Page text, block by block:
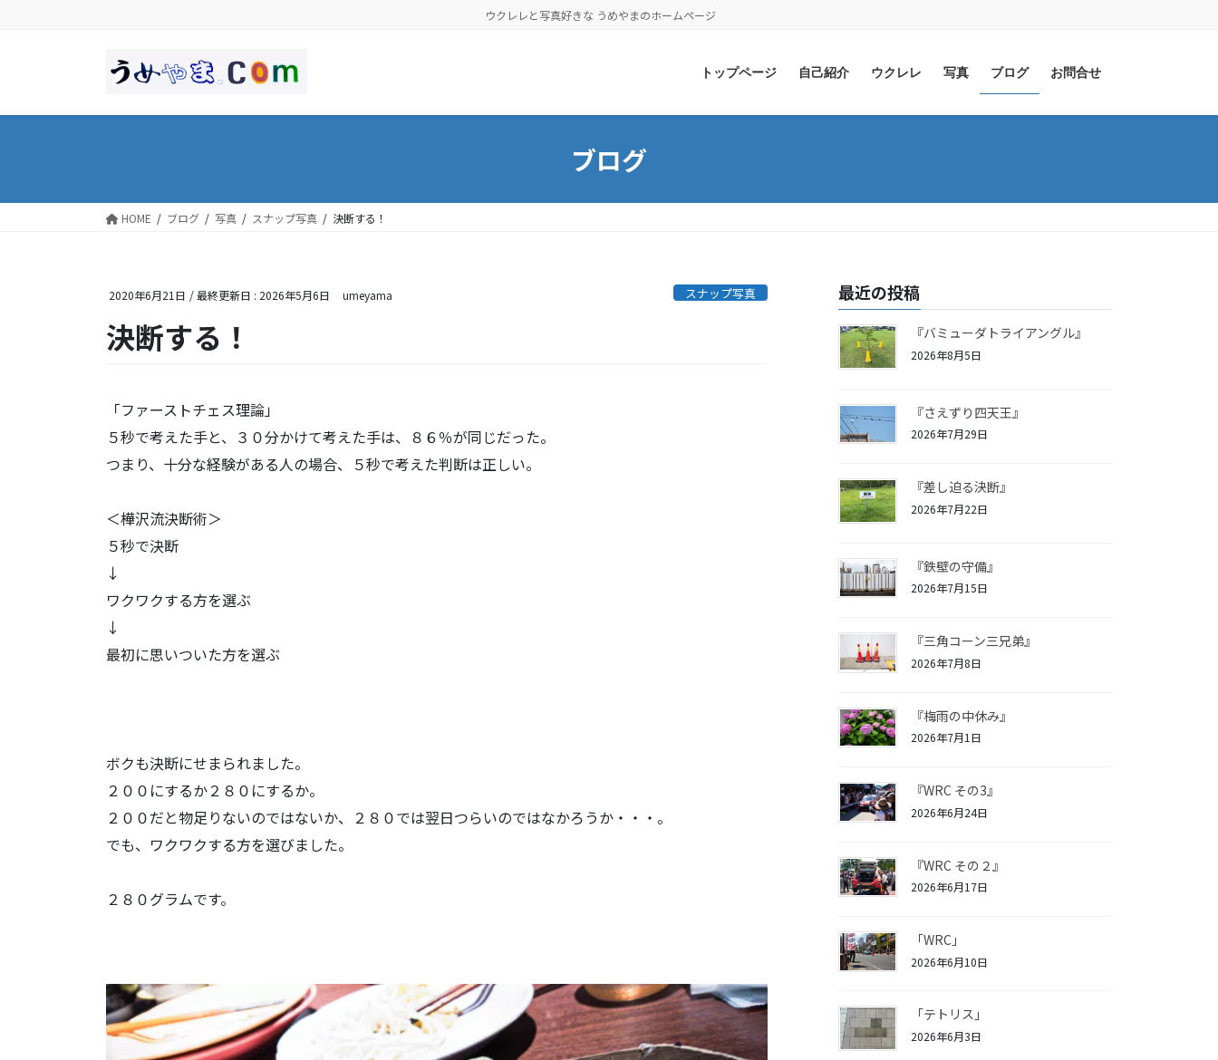
に
ョ
動
ウクレレと写真好きな うめやまのホームページ
トップページ 自己紹介 ウクレレ 写真 ブログ お問合せ
ブログ
HOME ブログ 写真 スナップ写真 決断する！
2020年6月21日 / 最終更新日 : 2026年5月6日 umeyama スナップ写真
決断する！
「ファーストチェス理論」
５秒で考えた手と、３０分かけて考えた手は、８６％が同じだった。
つまり、十分な経験がある人の場合、５秒で考えた判断は正しい。
＜樺沢流決断術＞
５秒で決断
↓
ワクワクする方を選ぶ
↓
最初に思いついた方を選ぶ
ボクも決断にせまられました。
２００にするか２８０にするか。
２００だと物足りないのではないか、２８０では翌日つらいのではなかろうか・・・。
でも、ワクワクする方を選びました。
２８０グラムです。
最近の投稿
『バミューダトライアングル』
2026年8月5日
『さえずり四天王』
2026年7月29日
『差し迫る決断』
2026年7月22日
『鉄壁の守備』
2026年7月15日
『三角コーン三兄弟』
2026年7月8日
『梅雨の中休み』
2026年7月1日
『WRC その3』
2026年6月24日
『WRC その２』
2026年6月17日
「WRC」
2026年6月10日
「テトリス」
2026年6月3日